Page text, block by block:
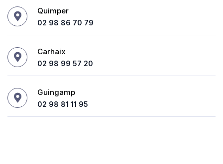
Quimper
02 98 86 70 79
Carhaix
02 98 99 57 20
Guingamp
02 98 81 11 95